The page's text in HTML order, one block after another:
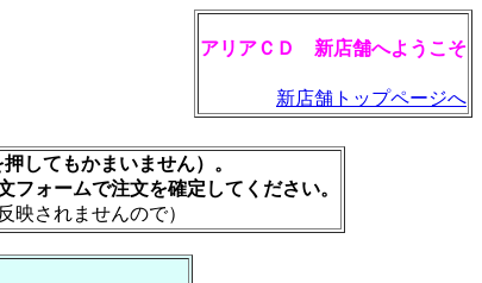
アリアＣＤ 新店舗へようこそ
新店舗トップページへ
してもかまいません）。
ォームで注文を確定してください。
映されませんので）